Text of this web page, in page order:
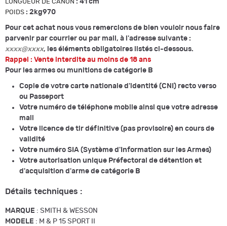
LONGUEUR DE CANON
POIDS : 2kg970
Pour cet achat nous vous remercions de bien vouloir nous faire
parvenir par courrier ou par mail, à l'adresse suivante :
xxxx@xxxx, les éléments obligatoires listés ci-dessous.
Rappel : Vente interdite au moins de 18 ans
Pour les armes ou munitions de catégorie B
Copie de votre carte nationale d'identité (CNI) recto verso
ou Passeport
Votre numéro de téléphone mobile ainsi que votre adresse
mail
Votre licence de tir définitive (pas provisoire) en cours de
validité
Votre numéro SIA (Système d'Information sur les Armes)
Votre autorisation unique Préfectoral de détention et
d'acquisition d'arme de catégorie B
Détails techniques :
MARQUE : SMITH & WESSON
MODELE : M & P 15 SPORT II